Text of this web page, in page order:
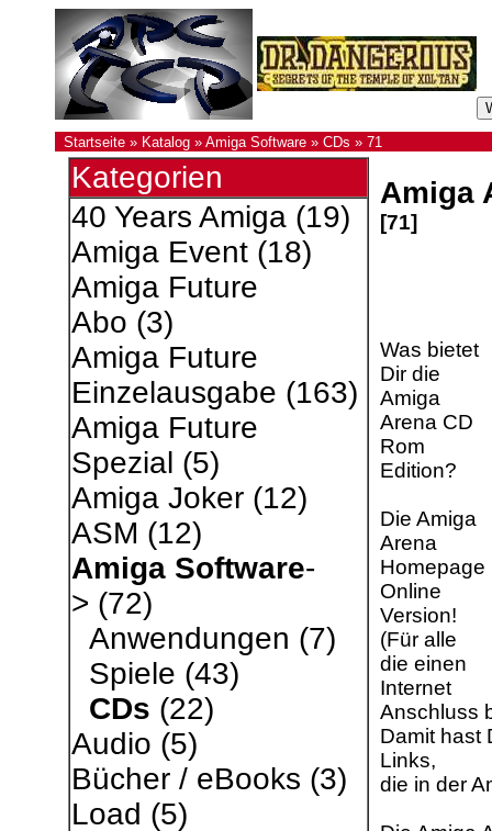
Startseite » Katalog » Amiga Software » CDs » 71
Kategorien
40 Years Amiga(19)
Amiga Event(18)
Amiga Future
Abo (3)
Amiga Future
Einzelausgabe (163)
Amiga Future
Spezial (5)
Amiga Joker(12)
ASM (12)
Amiga Software-
> (72)
Anwendungen (7)
Spiele (43)
CDs (22)
Audio (5)
Bücher / eBooks (3)
Load (5)
Amiga
[71]
Was bietet
Dir die
Amiga
Arena CD
Rom
Edition?
Die Amiga
Arena
Homepage
Online
Version!
(Für alle
die einen
Internet
Anschluss
Damit hast
Links,
die in der